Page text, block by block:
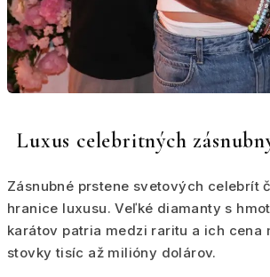
Luxus celebritných
Zásnubné prstene svetových celebrít
hranice luxusu. Veľké diamanty s
karátov patria medzi raritu a ich cena
stovky tisíc až milióny dolárov.